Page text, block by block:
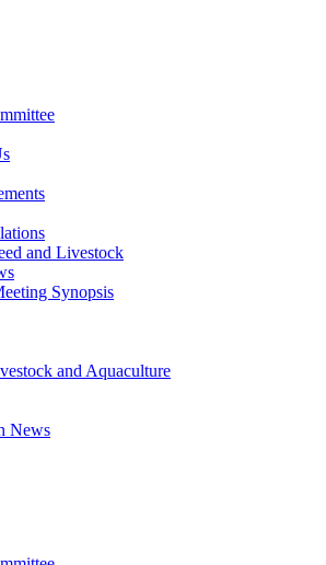
and Livestock
Synopsis
and Aquaculture
News